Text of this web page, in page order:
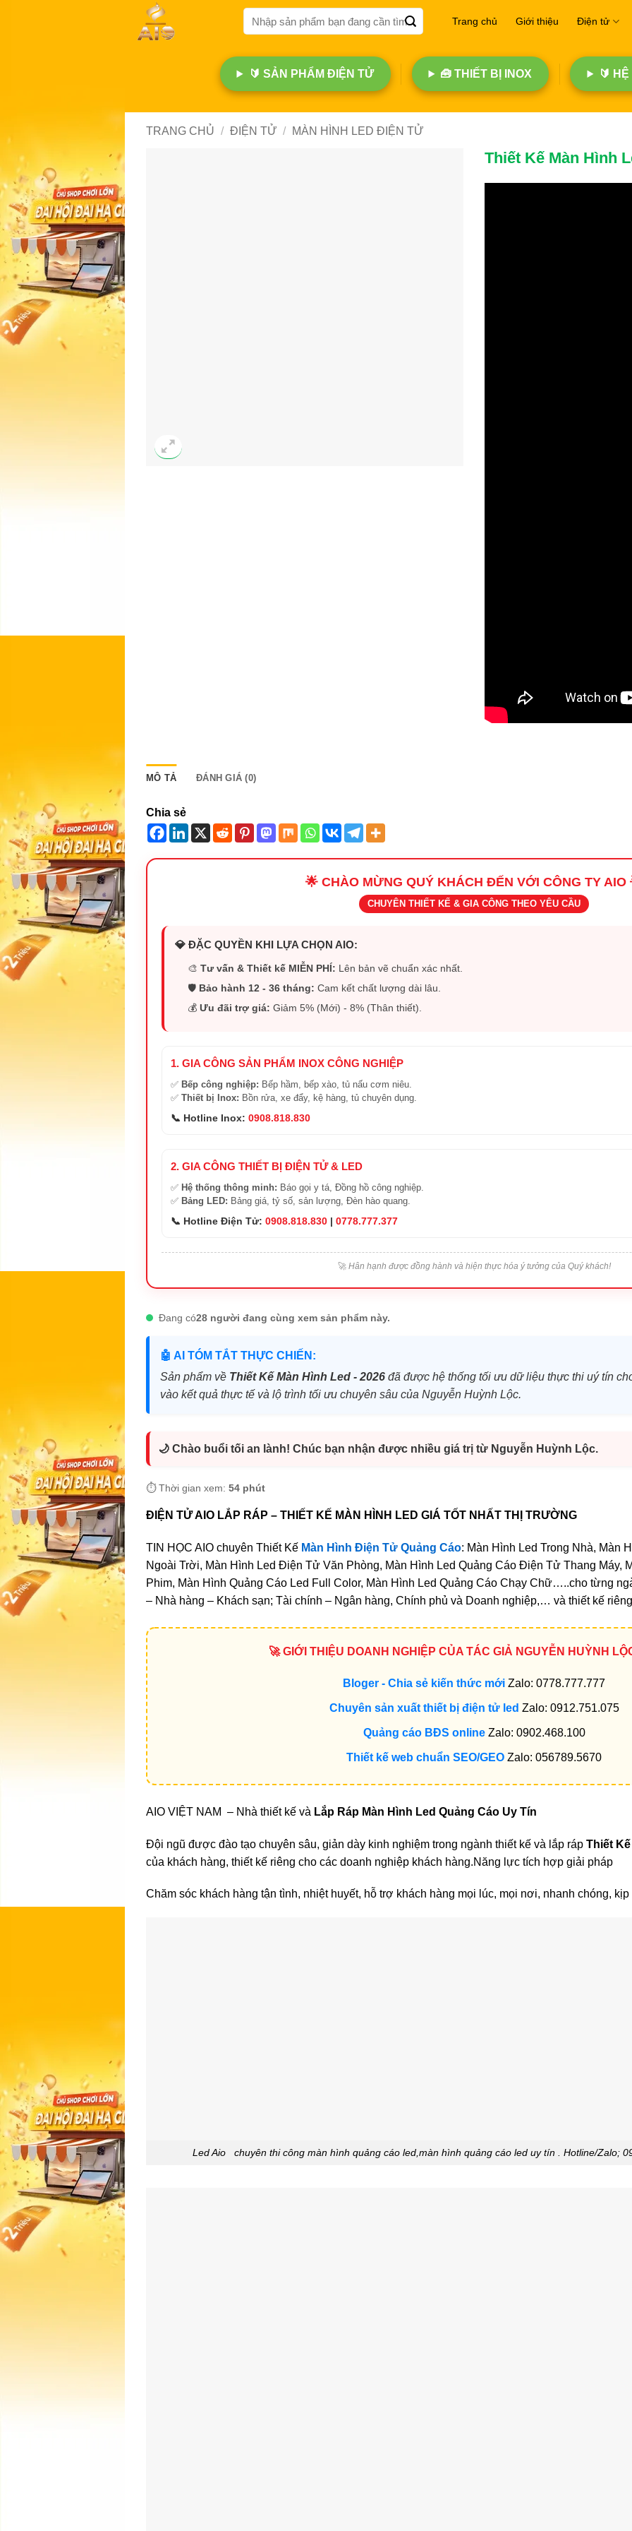
qua
nội
Tìm
kiếm:
Trang chủ Giới thiệu Điện tử
🔰 SẢN PHẨM ĐIỆN TỬ 🧰 THIẾT BỊ INOX 🔰
TRANG CHỦ / ĐIỆN TỬ / MÀN HÌNH LED ĐIỆN TỬ
Thiết Kế Màn Hình
MÔ TẢ ĐÁNH GIÁ (0)
Chia sẻ
🌟 CHÀO MỪNG QUÝ KHÁCH ĐẾN VỚI CÔNG TY AIO
CHUYÊN THIẾT KẾ & GIA CÔNG THEO YÊU CẦU
💎 ĐẶC QUYỀN KHI LỰA CHỌN AIO:
🎨Tư vấn & Thiết kế MIỄN PHÍ: Lên bản vẽ chuẩn xác nhất.
🛡️ Bảo hành 12 - 36 tháng: Cam kết chất lượng dài lâu.
💰Ưu đãi trợ giá: Giảm 5% (Mới) - 8% (Thân thiết).
1. GIA CÔNG SẢN PHẨM INOX CÔNG NGHIỆP
✅ Bếp công nghiệp: Bếp hầm, bếp xào, tủ nấu cơm niêu.
✅ Thiết bị Inox: Bồn rửa, xe đẩy, kệ hàng, tủ chuyên dụng.
📞 Hotline Inox: 0908.818.830
2. GIA CÔNG THIẾT BỊ ĐIỆN TỬ & LED
✅ Hệ thống thông minh: Báo gọi y tá, Đồng hồ công nghiệp.
✅ Bảng LED: Bảng giá, tỷ số, sản lượng, Đèn hào quang.
📞 Hotline Điện Tử: 0908.818.830 | 0778.777.377
🚀 Hân hạnh được đồng hành và hiện thực hóa ý tưởng của Quý khách!
Đang có28 người đang cùng xem sản phẩm này.
🤖 AI TÓM TẮT THỰC CHIẾN:
Sản phẩm về Thiết Kế Màn Hình Led - 2026 đã được hệ thống tối ưu dữ liệu thực thi uý tín
vào kết quả thực tế và lộ trình tối ưu chuyên sâu của Nguyễn Huỳnh Lộc.
🌙 Chào buổi tối an lành! Chúc bạn nhận được nhiều giá trị từ Nguyễn Huỳnh Lộc.
⏱️ Thời gian xem: 54 phút
ĐIỆN TỬ AIO LẮP RÁP – THIẾT KẾ MÀN HÌNH LED GIÁ TỐT NHẤT THỊ TRƯỜNG
TIN HỌC AIO chuyên Thiết Kế Màn Hình Điện Tử Quảng Cáo: Màn Hình Led Trong Nhà, Màn
Ngoài Trời, Màn Hình Led Điện Tử Văn Phòng, Màn Hình Led Quảng Cáo Điện Tử Thang Máy,
Phim, Màn Hình Quảng Cáo Led Full Color, Màn Hình Led Quảng Cáo Chạy Chữ…..cho từng
– Nhà hàng – Khách sạn; Tài chính – Ngân hàng, Chính phủ và Doanh nghiệp,… và thiết kế
🚀 GIỚI THIỆU DOANH NGHIỆP CỦA TÁC GIẢ NGUYỄN HUỲNH
Bloger - Chia sẻ kiến thức mới Zalo: 0778.777.777
Chuyên sản xuất thiết bị điện tử led Zalo: 0912.751.075
Quảng cáo BĐS onlineZalo: 0902.468.100
Thiết kế web chuẩn SEO/GEO Zalo: 056789.5670
AIO VIỆT NAM – Nhà thiết kế và Lắp Ráp Màn Hình Led Quảng Cáo Uy Tín
Đội ngũ được đào tạo chuyên sâu, giản dày kinh nghiệm trong ngành thiết kế và lắp ráp Thiết
của khách hàng, thiết kế riêng cho các doanh nghiệp khách hàng.Năng lực tích hợp giải pháp
Chăm sóc khách hàng tận tình, nhiệt huyết, hỗ trợ khách hàng mọi lúc, mọi nơi, nhanh chóng,
Led Aio chuyên thi công màn hình quảng cáo led,màn hình quảng cáo led uy tín . Hotline/Zalo;